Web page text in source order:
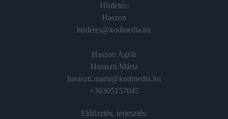
Hirdetés:
Haszon
hirdetes@kodmedia.hu
Haszon Agrár
Haraszti Márta
haraszti.marta@kodmedia.hu
+36305157045
Előfizetés, terjesztés: